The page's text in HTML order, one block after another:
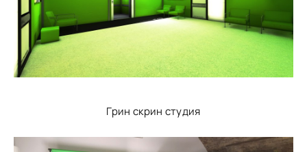
Грин скрин студия